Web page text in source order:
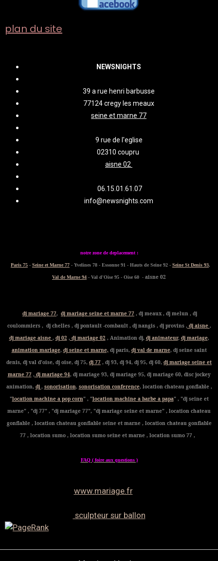
plan du site
NEWSNIGHTS
39 a rue henri barbusse
77124 cregy les meaux
seine et marne 77
9 rue de l'eglise
02310 coupru
aisne 02
06.15.01.61.07
info@newsnights.com
notre zone de deplacement :
Paris 75 - Seine et Marne 77 - Yvelines 78 - Essonne 91 - Hauts de Seine 92 - Seine St Denis 93,
Val de Marne 94 - Val d'Oise 95 - Oise 60 - aisne 02
dj mariage 77, dj mariage seine et marne 77 , dj meaux , dj melun , dj
coulommiers , dj chelles , dj pontault -combault , dj nangis , dj provins ,dj aisne ,
dj mariage aisne , dj 02 ,dj mariage 02 , Animation dj, dj animateur, dj mariage,
animation mariage, dj seine et marne,dj paris, dj val de marne, dj seine saint
denis, dj val d'oise, dj oise, dj 75, dj 77 , dj 93, dj 94, dj 95, dj 60, dj mariage seine et
marne 77,dj mariage 94, dj mariage 93, dj mariage 95, dj mariage 60, disc jockey
animation, dj , sonorisation, sonorisation conference, location chateau gonflable ,
"location machine a pop corn" , "location machine a barbe a papa" , "dj seine et
marne" , "dj 77" , "dj mariage 77", "dj mariage seine et marne" , location chateau
gonflable , location chateau gonflable seine et marne , location chateau gonflable
77 , location sumo , location sumo seine et marne , location sumo 77 ,
FAQ ( foire aux questions )
www.mariage.fr
sculpteur sur ballon